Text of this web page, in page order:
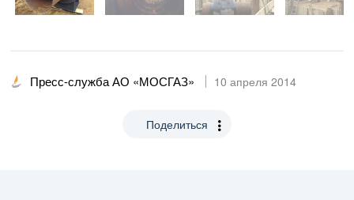
Пресс-служба АО «МОСГАЗ» 10 апреля 2014
Поделиться